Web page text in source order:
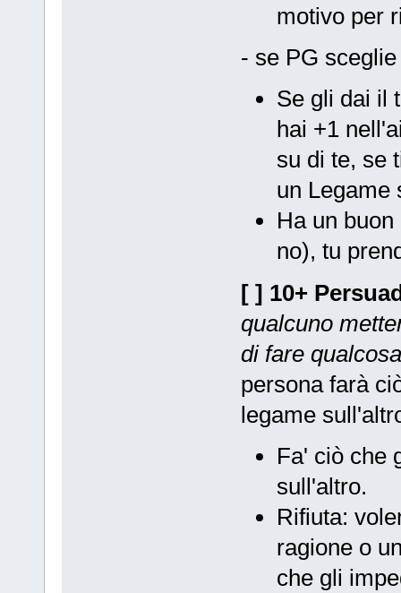
motivo per
- se PG
Se gli dai il
hai +1
su di te, se
un Legame
Ha un
no), tu
[ ] 10+
qualcuno
di fare qualcosa
persona farà
legame
Fa' ciò che
sull'altro.
Rifiuta:
ragione o
che gli